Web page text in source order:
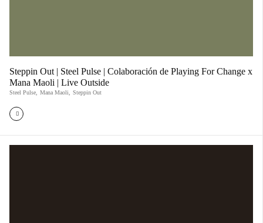
Steppin Out | Steel Pulse | Colaboración de Playing For Change x
Mana Maoli | Live Outside
Steel Pulse Mana Maoli Steppin Out